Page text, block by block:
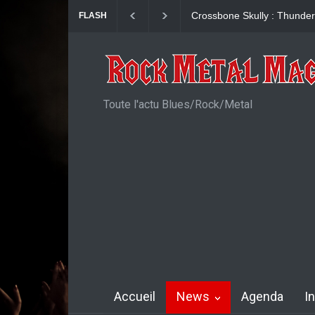
FLASH Dead Poet Society : clip de
Toute l'actu Blues/Rock/Metal
Accueil News Agenda